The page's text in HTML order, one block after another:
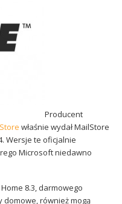
Producent
właśnie wydał MailStore
Wersje te oficjalnie
Microsoft niedawno
8.3, darmowego
również mogą